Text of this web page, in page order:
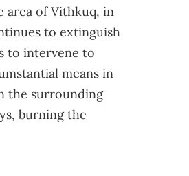
area of ​​Vithkuq, in
to extinguish
to intervene to
means in
the surrounding
burning the